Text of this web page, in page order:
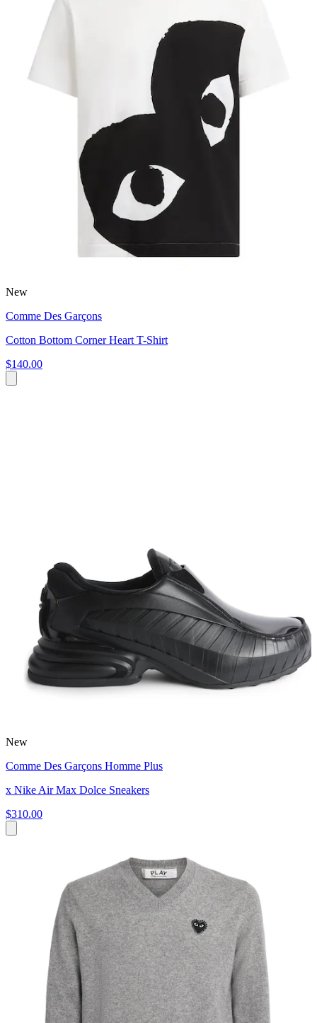
New
Comme Des Garçons
Cotton Bottom Corner Heart T-Shirt
$140.00
New
Comme Des Garçons Homme Plus
x Nike Air Max Dolce Sneakers
$310.00